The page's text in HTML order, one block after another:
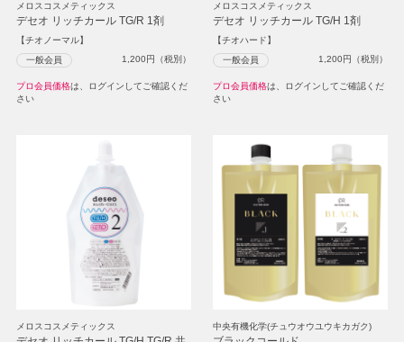
メロスコスメティックス
デセオ リッチカール TG/R 1剤
【チオノーマル】
一般会員 1,200円（税別）
プロ会員価格は、ログインしてご確認くだ
さい
メロスコスメティックス
デセオ リッチカール TG/H 1剤
【チオハード】
一般会員 1,200円（税別）
プロ会員価格は、ログインしてご確認くだ
さい
メロスコスメティックス 中央有機化学(チュウオウユウキカガク)